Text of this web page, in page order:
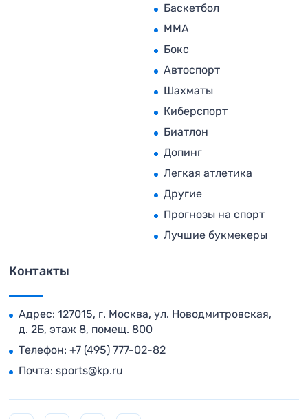
Баскетбол
MMA
Бокс
Автоспорт
Шахматы
Киберспорт
Биатлон
Допинг
Легкая атлетика
Другие
Прогнозы на спорт
Лучшие букмекеры
Контакты
Адрес: 127015, г. Москва, ул. Новодмитровская,
д. 2Б, этаж 8, помещ. 800
Телефон: +7 (495) 777-02-82
Почта: sports@kp.ru